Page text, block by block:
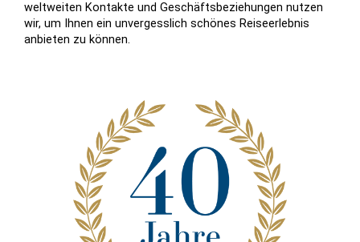
welt­weiten Kontakte und Geschäfts­be­zieh­ungen nutzen
wir, um Ihnen ein un­vergess­lich schönes Reise­er­leb­nis
anbieten zu können.